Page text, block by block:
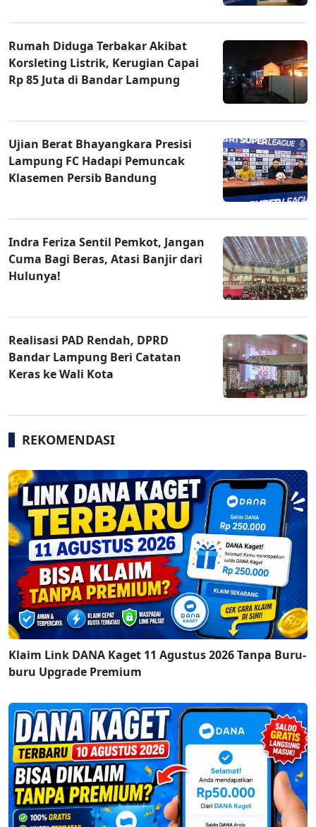
Rumah Diduga Terbakar Akibat
Korsleting Listrik, Kerugian Capai
Rp 85 Juta di Bandar Lampung
Ujian Berat Bhayangkara Presisi
Lampung FC Hadapi Pemuncak
Klasemen Persib Bandung
Indra Feriza Sentil Pemkot, Jangan
Cuma Bagi Beras, Atasi Banjir dari
Hulunya!
Realisasi PAD Rendah, DPRD
Bandar Lampung Beri Catatan
Keras ke Wali Kota
REKOMENDASI
Klaim Link DANA Kaget 11 Agustus 2026 Tanpa Buru-
buru Upgrade Premium